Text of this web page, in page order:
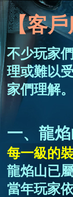
【客
不少玩家
理或難以
家們理解
一、龍
每一級的
龍焰山已
當年玩家